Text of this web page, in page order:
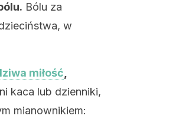
Bólu za
w
miłość
kaca lub dzienniki,
mianownikiem: